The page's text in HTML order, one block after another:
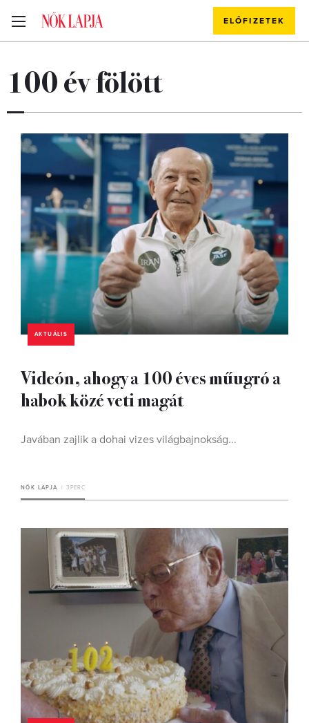
ELŐFIZETEK
100 év fölött
AKTUÁLIS
Videón, ahogy a 100 éves műugró a
habok közé veti magát
Javában zajlik a dohai vizes világbajnokság...
NŐK LAPJA 3 PERC